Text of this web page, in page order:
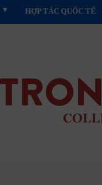
HỢP TÁC QUỐC TẾ